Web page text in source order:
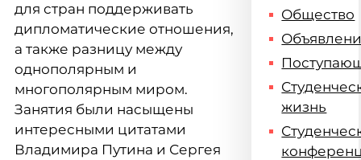
для стран поддерживать
дипломатические отношения,
а также разницу между
однополярным и
многополярным миром.
Занятия были насыщены
интересными цитатами
Владимира Путина и Сергея
Общество
жизнь